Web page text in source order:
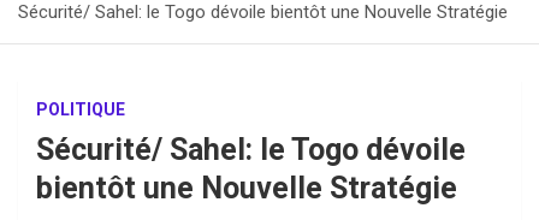
Sécurité/ Sahel: le Togo dévoile bientôt une Nouvelle Stratégie
POLITIQUE
Sécurité/ Sahel: le Togo dévoile
bientôt une Nouvelle Stratégie